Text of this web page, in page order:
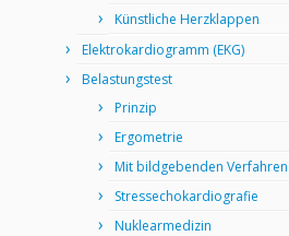
Künstliche Herzklappen
Elektrokardiogramm (EKG)
Belastungstest
Prinzip
Ergometrie
Mit bildgebenden Verfahren
Stressechokardiografie
Nuklearmedizin